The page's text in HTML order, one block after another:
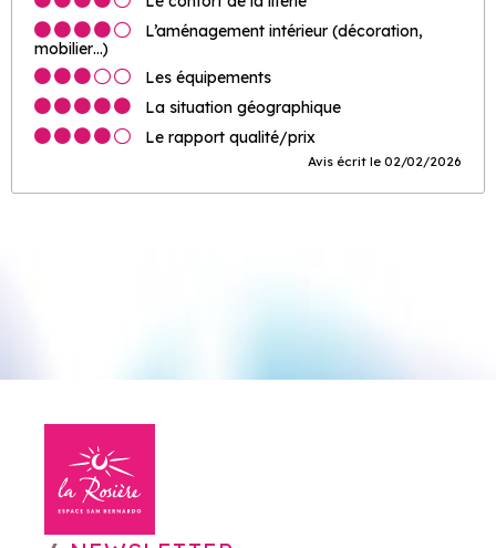
L’aménagement intérieur (décoration,
mobilier…)
Les équipements
La situation géographique
Le rapport qualité/prix
Avis écrit le 02/02/2026